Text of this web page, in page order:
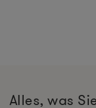
Alles, was